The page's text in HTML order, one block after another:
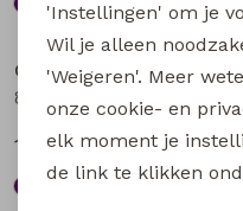
Sale
City Life
18,74 24,99
'Instellingen' om je
Wil je alleen
'Weigeren'. Meer
onze cookie- en
elk moment je
de link te klikken